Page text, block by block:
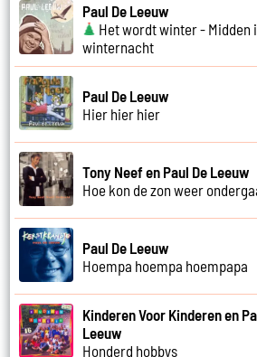
Paul De Leeuw
Het wordt winter - Midden
winternacht
Paul De Leeuw
Hier hier hier
Tony Neef en Paul De Leeuw
Hoe kon de zon weer
Paul De Leeuw
Hoempa hoempa hoempapa
Kinderen Voor Kinderen en
Leeuw
Honderd hobbys